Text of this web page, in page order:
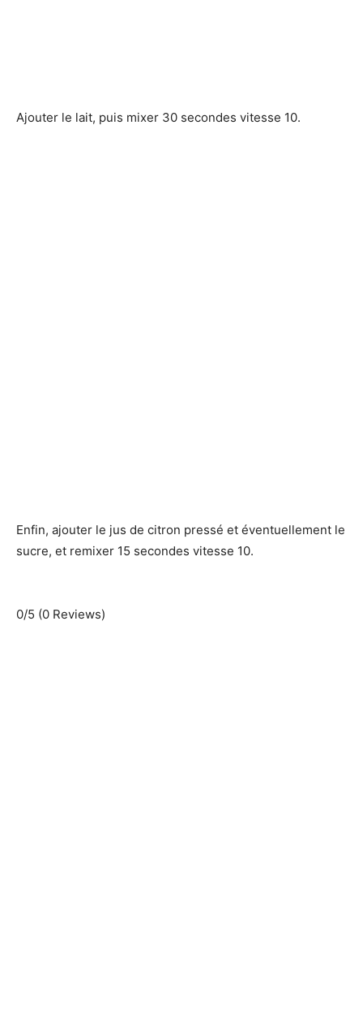
Ajouter le lait, puis mixer 30 secondes vitesse 10.
Enfin, ajouter le jus de citron pressé et éventuellement le
sucre, et remixer 15 secondes vitesse 10.
0/5 (0 Reviews)